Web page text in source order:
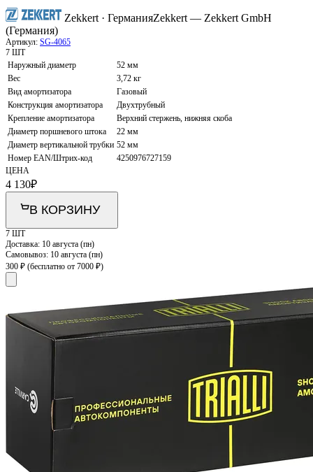
Zekkert · ГерманияZekkert — Zekkert GmbH
(Германия)
Артикул: SG-4065
7 ШТ
Наружный диаметр
52 мм
Вес
3,72 кг
Вид амортизатора
Газовый
Конструкция амортизатора
Двухтрубный
Крепление амортизатора
Верхний стержень, нижняя скоба
Диаметр поршневого штока
22 мм
Диаметр вертикальной трубки 52 мм
Номер EAN/Штрих-код
4250976727159
ЦЕНА
4 130₽
В КОРЗИНУ
7 ШТ
Доставка: 10 августа (пн)
Самовывоз: 10 августа (пн)
300 ₽ (бесплатно от 7000 ₽)